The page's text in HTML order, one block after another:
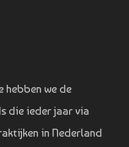
hebben we de
die ieder jaar via
in Nederland